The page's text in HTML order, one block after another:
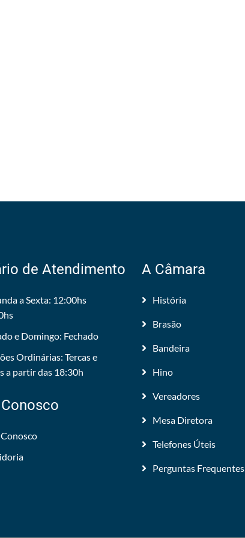
de Atendimento
a Sexta: 12:00hs
e Domingo: Fechado
Ordinárias: Tercas e
a partir das 18:30h
A Câmara
História
Brasão
Bandeira
Hino
Vereadores
Mesa Diretora
Telefones Úteis
Perguntas Frequentes